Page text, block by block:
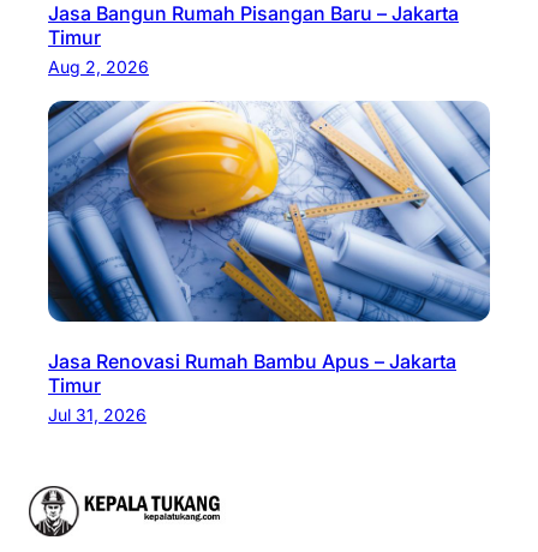
Jasa Bangun Rumah Pisangan Baru – Jakarta
Timur
Aug 2, 2026
Jasa Renovasi Rumah Bambu Apus – Jakarta
Timur
Jul 31, 2026